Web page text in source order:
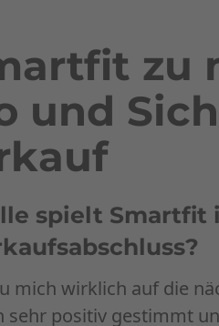
zu
und
spielt Smartfit
mich wirklich auf die
sehr positiv gestimmt